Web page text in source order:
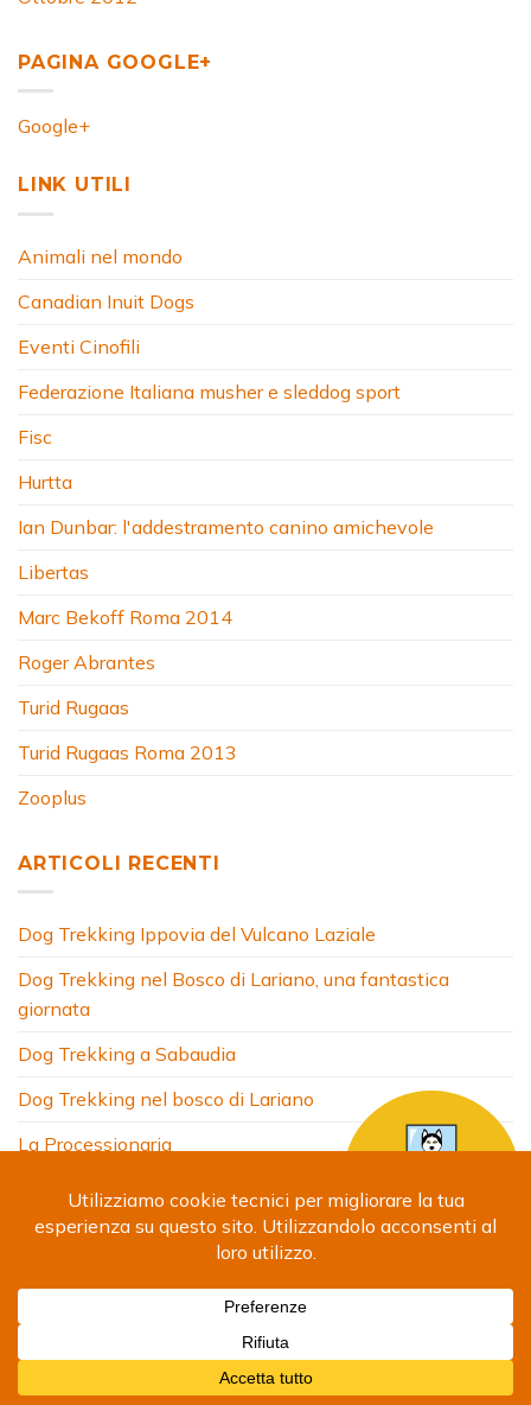
PAGINA GOOGLE+
Google+
LINK UTILI
Animali nel mondo
Canadian Inuit Dogs
Eventi Cinofili
Federazione Italiana musher e sleddog sport
Fisc
Hurtta
Ian Dunbar: l'addestramento canino amichevole
Libertas
Marc Bekoff Roma 2014
Roger Abrantes
Turid Rugaas
Turid Rugaas Roma 2013
Zooplus
ARTICOLI RECENTI
Dog Trekking Ippovia del Vulcano Laziale
Dog Trekking nel Bosco di Lariano, una fantastica
giornata
Dog Trekking a Sabaudia
Dog Trekking nel bosco di Lariano
La Processionaria
COSA FACCIO
SITI AMICI
CONTATTI
Copyright 2024 © Debora Segna. Designed by
Giammatteo-Privacy Policy